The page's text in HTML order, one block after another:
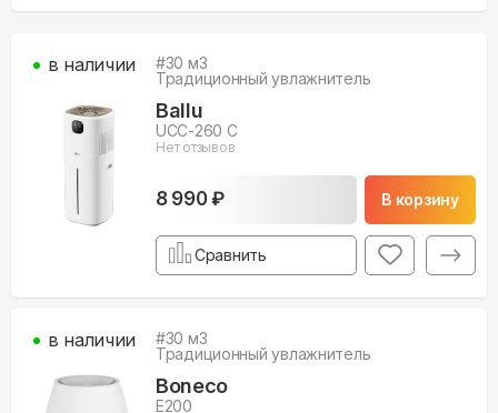
#30 м3
Традиционный увлажнитель
Ballu
UCC-260 C
Нет отзывов
8 990 ₽ В корзину
в наличии
Сравнить
#30 м3
Традиционный увлажнитель
Boneco
E200
в наличии